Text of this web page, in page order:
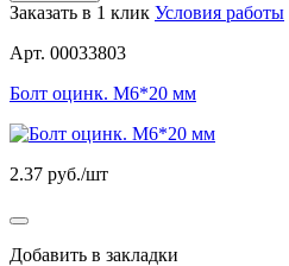
Заказать в 1 клик Условия работы
Арт. 00033803
Болт оцинк. М6*20 мм
2.37 руб./шт
Добавить в закладки